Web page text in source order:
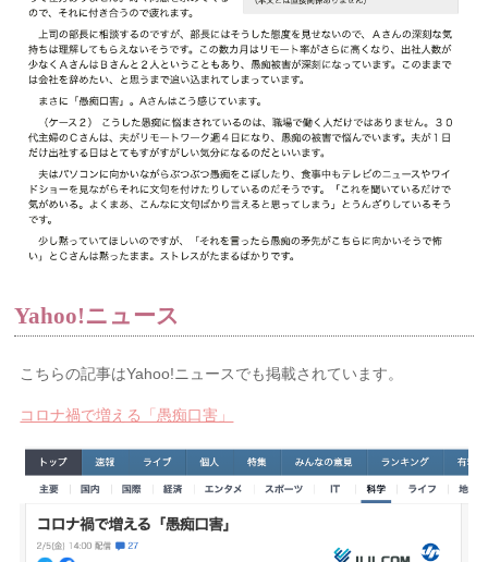
Yahoo!ニュース
こちらの記事はYahoo!ニュースでも掲載されています。
コロナ禍で増える「愚痴口害」